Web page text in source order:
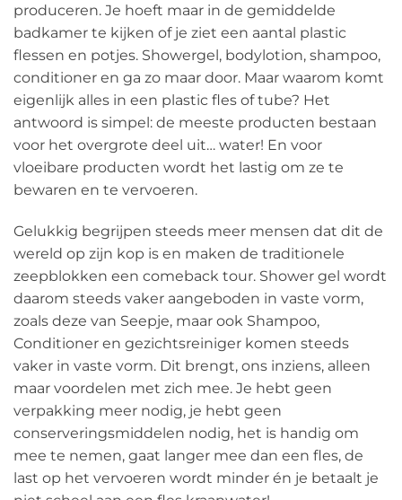
produceren. Je hoeft maar in de gemiddelde
badkamer te kijken of je ziet een aantal plastic
flessen en potjes. Showergel, bodylotion, shampoo,
conditioner en ga zo maar door. Maar waarom komt
eigenlijk alles in een plastic fles of tube? Het
antwoord is simpel: de meeste producten bestaan
voor het overgrote deel uit… water! En voor
vloeibare producten wordt het lastig om ze te
bewaren en te vervoeren.
Gelukkig begrijpen steeds meer mensen dat dit de
wereld op zijn kop is en maken de traditionele
zeepblokken een comeback tour. Shower gel wordt
daarom steeds vaker aangeboden in vaste vorm,
zoals deze van Seepje, maar ook Shampoo,
Conditioner en gezichtsreiniger komen steeds
vaker in vaste vorm. Dit brengt, ons inziens, alleen
maar voordelen met zich mee. Je hebt geen
verpakking meer nodig, je hebt geen
conserveringsmiddelen nodig, het is handig om
mee te nemen, gaat langer mee dan een fles, de
last op het vervoeren wordt minder én je betaalt je